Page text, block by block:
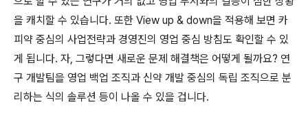
을 캐치할 수 있습니다. 또한 View up & down을 적용해 보면 카
피약 중심의 사업전략과 경영진의 영업 중심 방침도 확인할 수 있
게 됩니다. 자, 그렇다면 새로운 문제 해결책은 어떻게 될까요? 연
구 개발팀을 영업 백업 조직과 신약 개발 중심의 독립 조직으로 분
리하는 식의 솔루션 등이 나올 수 있을 겁니다.